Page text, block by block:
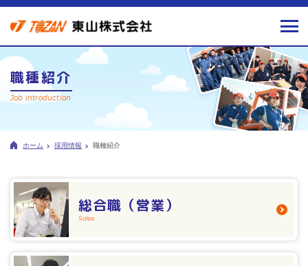
職種紹介
Job introduction
ホーム 採用情報 職種紹介
総合職（営業）
Sales